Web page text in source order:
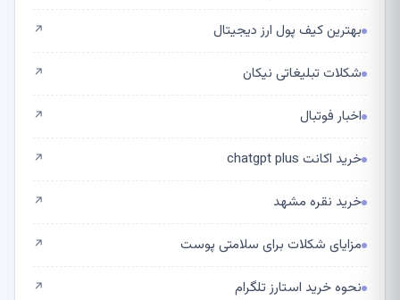
بهترین کیف پول ارز دیجیتال ↗
شکلات تبلیغاتی نیکان ↗
اخبار فوتبال ↗
خرید اکانت chatgpt plus ↗
خرید نقره مشهد ↗
مزایای شکلات برای سلامتی پوست ↗
نحوه خرید استارز تلگرام ↗